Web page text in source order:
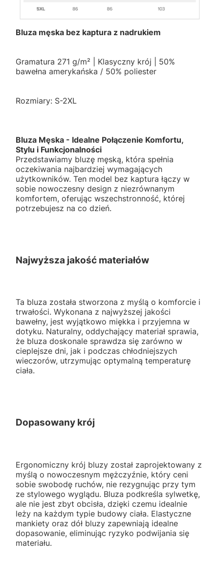
Bluza męska bez kaptura z nadrukiem
Gramatura 271 g/m² | Klasyczny krój | 50%
bawełna amerykańska / 50% poliester
Rozmiary: S-2XL
Bluza Męska - Idealne Połączenie Komfortu,
Stylu i Funkcjonalności
Przedstawiamy bluzę męską, która spełnia
oczekiwania najbardziej wymagających
użytkowników. Ten model bez kaptura łączy w
sobie nowoczesny design z niezrównanym
komfortem, oferując wszechstronność, której
potrzebujesz na co dzień.
Najwyższa jakość materiałów
Ta bluza została stworzona z myślą o komforcie i
trwałości. Wykonana z najwyższej jakości
bawełny, jest wyjątkowo miękka i przyjemna w
dotyku. Naturalny, oddychający materiał sprawia,
że bluza doskonale sprawdza się zarówno w
cieplejsze dni, jak i podczas chłodniejszych
wieczorów, utrzymując optymalną temperaturę
ciała.
Dopasowany krój
Ergonomiczny krój bluzy został zaprojektowany z
myślą o nowoczesnym mężczyźnie, który ceni
sobie swobodę ruchów, nie rezygnując przy tym
ze stylowego wyglądu. Bluza podkreśla sylwetkę,
ale nie jest zbyt obcisła, dzięki czemu idealnie
leży na każdym typie budowy ciała. Elastyczne
mankiety oraz dół bluzy zapewniają idealne
dopasowanie, eliminując ryzyko podwijania się
materiału.